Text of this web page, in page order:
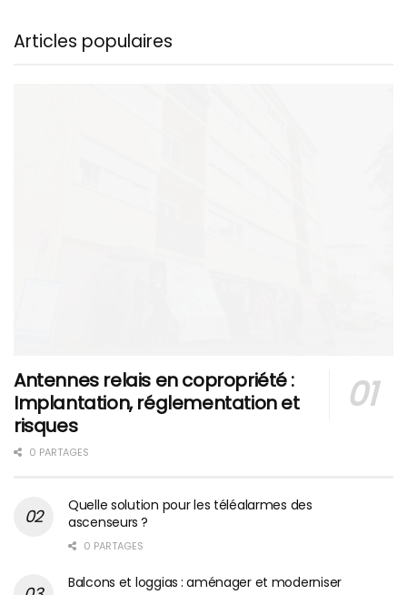
Articles populaires
Antennes relais en copropriété :
Implantation, réglementation et
risques
0 PARTAGES
Quelle solution pour les téléalarmes des
ascenseurs ?
0 PARTAGES
Balcons et loggias : aménager et moderniser